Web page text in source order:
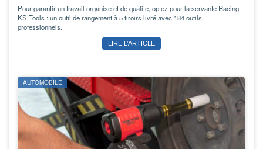
Pour garantir un travail organisé et de qualité, optez pour la servante Racing
KS Tools : un outil de rangement à 5 tiroirs livré avec 184 outils
professionnels.
LIRE L’ARTICLE
AUTOMOBILE